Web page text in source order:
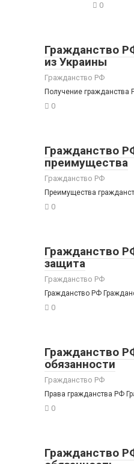
0
Гражданство
из Украины
Гражданство РФ
Получение гражданства
0
Гражданство
преимущества
Гражданство РФ
Преимущества
0
Гражданство
защита
Гражданство РФ
Гражданство РФ
0
Гражданство
обязанности
Гражданство РФ
Права гражданства РФ
0
Гражданство